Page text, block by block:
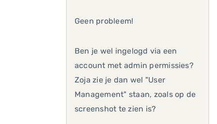
Geen probleem!
Ben je wel ingelogd via een
account met admin permissies?
Zoja zie je dan wel "User
Management" staan, zoals op de
screenshot te zien is?